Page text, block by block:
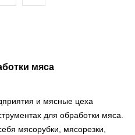
мяса
и мясные цеха
для обработки мяса.
мясорубки, мясорезки,